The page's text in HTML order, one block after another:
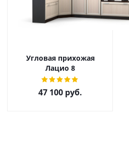
Угловая прихожая
Лацио 8
47 100 руб.